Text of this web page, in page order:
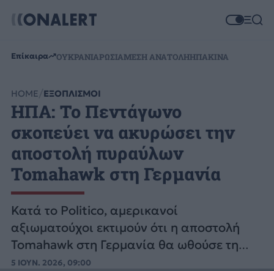
Επίκαιρα ΟΥΚΡΑΝΙΑΡΩΣΙΑΜΕΣΗ ΑΝΑΤΟΛΗΗΠΑΚΙΝΑ
HOME ΕΞΟΠΛΙΣΜΟΙ
ΗΠΑ: Το Πεντάγωνο
σκοπεύει να ακυρώσει την
αποστολή πυραύλων
Tomahawk στη Γερμανία
Κατά το Politico, αμερικανοί
αξιωματούχοι εκτιμούν ότι η αποστολή
Tomahawk στη Γερμανία θα ωθούσε τη
Μόσχα να προχωρήσει σε «αντίποινα».
5 ΙΟΥΝ. 2026, 09:00